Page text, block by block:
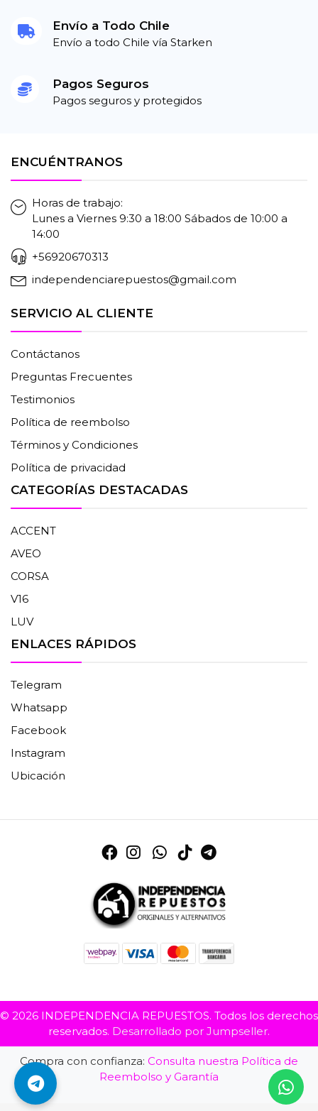
Envío a Todo Chile
Envío a todo Chile vía Starken
Pagos Seguros
Pagos seguros y protegidos
ENCUÉNTRANOS
Horas de trabajo:
Lunes a Viernes 9:30 a 18:00 Sábados de 10:00 a
14:00
+56920670313
independenciarepuestos@gmail.com
SERVICIO AL CLIENTE
Contáctanos
Preguntas Frecuentes
Testimonios
Política de reembolso
Términos y Condiciones
Política de privacidad
CATEGORÍAS DESTACADAS
ACCENT
AVEO
CORSA
V16
LUV
ENLACES RÁPIDOS
Telegram
Whatsapp
Facebook
Instagram
Ubicación
© 2026 INDEPENDENCIA REPUESTOS. Todos los derechos
reservados. Desarrollado por Jumpseller.
Compra con confianza: Consulta nuestra Política de
Reembolso y Garantía